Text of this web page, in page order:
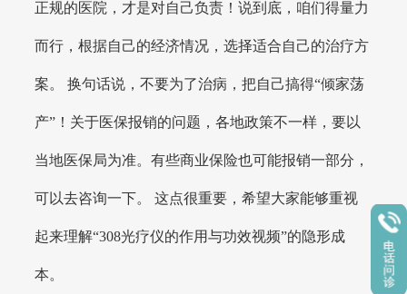
正规的医院，才是对自己负责！说到底，咱们得量力
而行，根据自己的经济情况，选择适合自己的治疗方
案。 换句话说，不要为了治病，把自己搞得“倾家荡
产”！关于医保报销的问题，各地政策不一样，要以
当地医保局为准。有些商业保险也可能报销一部分，
可以去咨询一下。 这点很重要，希望大家能够重视
起来理解“308光疗仪的作用与功效视频”的隐形成
本。